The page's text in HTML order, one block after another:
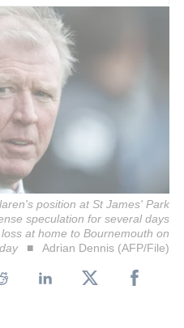
position at St James' Park
speculation for several days
at home to Bournemouth on
Adrian Dennis (AFP/File)